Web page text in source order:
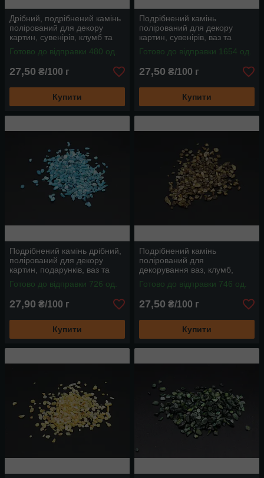
Дрібний, подрібнений камінь
полірований для декору
картин, сувенірів, клумб та
інтер'єрів, колір світлий бузок
Готово до відправки 480 од.
27,50 ₴/100 г
Купити
Подрібнений камінь
полірований для декору
картин, сувенірів, ваз та
інтер'єрів, колір бузок
Готово до відправки 1654 од.
27,50 ₴/100 г
Купити
Подрібнений камінь дрібний,
полірований для декору
картин, подарунків, ваз та
інтер'єрів, колір блакитний,
від 100 г
Готово до відправки 726 од.
27,90 ₴/100 г
Купити
Подрібнений камінь
полірований для
декорування ваз, клумб,
квіткових горщиків та іншого,
колір "кава"
Готово до відправки 746 од.
27,50 ₴/100 г
Купити